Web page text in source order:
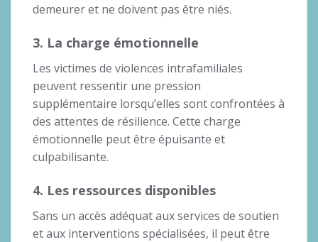
demeurer et ne doivent pas être niés.
3. La charge émotionnelle
Les victimes de violences intrafamiliales
peuvent ressentir une pression
supplémentaire lorsqu’elles sont confrontées à
des attentes de résilience. Cette charge
émotionnelle peut être épuisante et
culpabilisante.
4. Les ressources disponibles
Sans un accès adéquat aux services de soutien
et aux interventions spécialisées, il peut être